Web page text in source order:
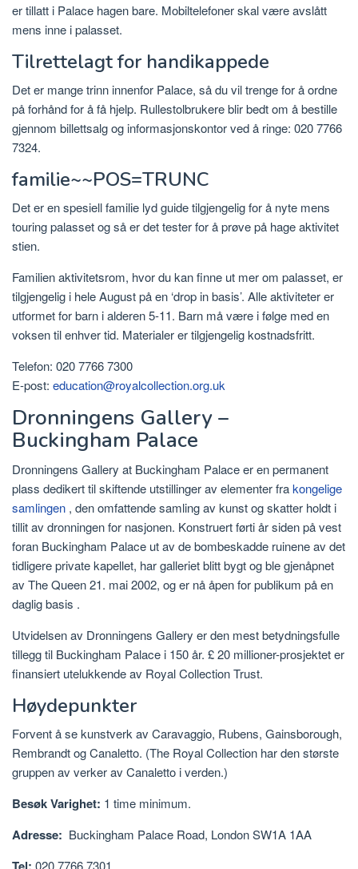
er tillatt i Palace hagen bare. Mobiltelefoner skal være avslått
mens inne i palasset.
Tilrettelagt for handikappede
Det er mange trinn innenfor Palace, så du vil trenge for å ordne
på forhånd for å få hjelp. Rullestolbrukere blir bedt om å bestille
gjennom billettsalg og informasjonskontor ved å ringe: 020 7766
7324.
familie~~POS=TRUNC
Det er en spesiell familie lyd guide tilgjengelig for å nyte mens
touring palasset og så er det tester for å prøve på hage aktivitet
stien.
Familien aktivitetsrom, hvor du kan finne ut mer om palasset, er
tilgjengelig i hele August på en ‘drop in basis’. Alle aktiviteter er
utformet for barn i alderen 5-11. Barn må være i følge med en
voksen til enhver tid. Materialer er tilgjengelig kostnadsfritt.
Telefon: 020 7766 7300
E-post: education@royalcollection.org.uk
Dronningens Gallery –
Buckingham Palace
Dronningens Gallery at Buckingham Palace er en permanent
plass dedikert til skiftende utstillinger av elementer frakongelige
samlingen , den omfattende samling av kunst og skatter holdt i
tillit av dronningen for nasjonen. Konstruert førti år siden på vest
foran Buckingham Palace ut av de bombeskadde ruinene av det
tidligere private kapellet, har galleriet blitt bygt og ble gjenåpnet
av The Queen 21. mai 2002, og er nå åpen for publikum på en
daglig basis .
Utvidelsen av Dronningens Gallery er den mest betydningsfulle
tillegg til Buckingham Palace i 150 år. £ 20 millioner-prosjektet er
finansiert utelukkende av Royal Collection Trust.
Høydepunkter
Forvent å se kunstverk av Caravaggio, Rubens, Gainsborough,
Rembrandt og Canaletto. (The Royal Collection har den største
gruppen av verker av Canaletto i verden.)
Besøk Varighet: 1 time minimum.
Adresse: Buckingham Palace Road, London SW1A 1AA
Tel: 020 7766 7301